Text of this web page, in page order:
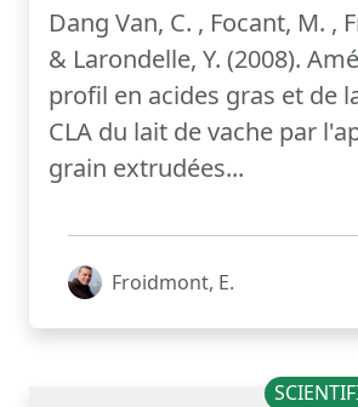
Dang Van, C. , Focant, M. ,
& Larondelle, Y. (2008).
profil en acides gras et de
CLA du lait de vache par
grain extrudées...
Froidmont, E.